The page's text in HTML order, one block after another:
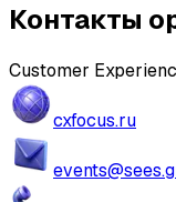
Контакты
Customer
cxfocus.ru